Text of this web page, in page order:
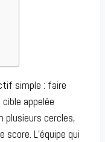
simple : faire
appelée
plusieurs cercles,
L’équipe qui